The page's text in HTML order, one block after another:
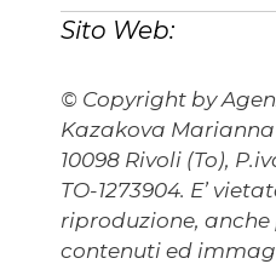
Sito Web:
© Copyright by
Kazakova Marianna
10098 Rivoli (To),
TO-1273904. E’
riproduzione,
contenuti ed